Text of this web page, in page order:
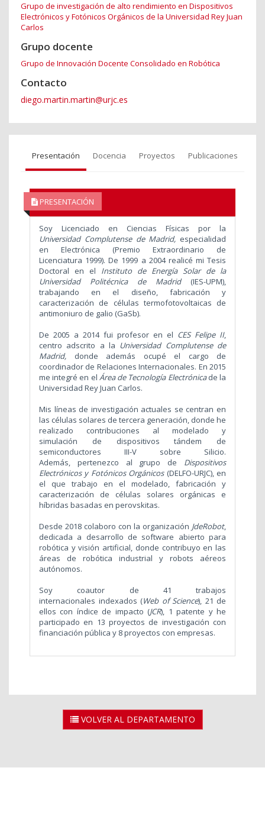
Grupo de investigación de alto rendimiento en Dispositivos
Electrónicos y Fotónicos Orgánicos de la Universidad Rey Juan
Carlos
Grupo docente
Grupo de Innovación Docente Consolidado en Robótica
Contacto
diego.martin.martin@urjc.es
Presentación Docencia Proyectos Publicaciones
PRESENTACIÓN
Soy Licenciado en Ciencias Físicas por la
Universidad Complutense de Madrid, especialidad
en Electrónica (Premio Extraordinario de
Licenciatura 1999). De 1999 a 2004 realicé mi Tesis
Doctoral en el Instituto de Energía Solar de la
Universidad Politécnica de Madrid(IES-UPM),
trabajando en el diseño, fabricación y
caracterización de células termofotovoltaicas de
antimoniuro de galio (GaSb).
De 2005 a 2014 fui profesor en el CES Felipe II,
centro adscrito a la Universidad Complutense de
Madrid, donde además ocupé el cargo de
coordinador de Relaciones Internacionales. En 2015
me integré en el Área de Tecnología Electrónicade la
Universidad Rey Juan Carlos.
Mis líneas de investigación actuales se centran en
las células solares de tercera generación, donde he
realizado contribuciones al modelado y
simulación de dispositivos tándem de
semiconductores III-V sobre Silicio.
Además, pertenezco al grupo de Dispositivos
Electrónicos y Fotónicos Orgánicos(DELFO-URJC), en
el que trabajo en el modelado, fabricación y
caracterización de células solares orgánicas e
híbridas basadas en perovskitas.
Desde 2018 colaboro con la organización JdeRobot,
dedicada a desarrollo de software abierto para
robótica y visión artificial, donde contribuyo en las
áreas de robótica industrial y robots aéreos
autónomos.
Soy coautor de 41 trabajos
internacionales indexados (Web of Science), 21 de
ellos con índice de impacto (JCR), 1 patente y he
participado en 13 proyectos de investigación con
financiación pública y 8 proyectos con empresas.
VOLVER AL DEPARTAMENTO